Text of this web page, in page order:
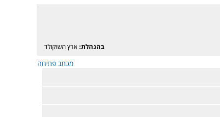
בהנהלת: ארץ השוקולד
מכתב פתיחה